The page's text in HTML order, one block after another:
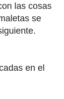
las cosas
se
en el